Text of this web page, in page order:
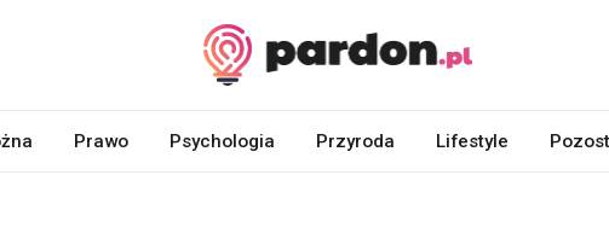
Prawo Psychologia Przyroda Lifestyle